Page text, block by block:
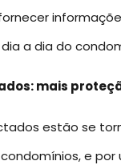
a dia do
mais
estão se
e por